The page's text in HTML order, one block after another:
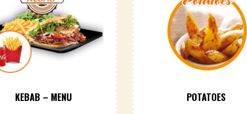
KEBAB – MENU
POTATOES